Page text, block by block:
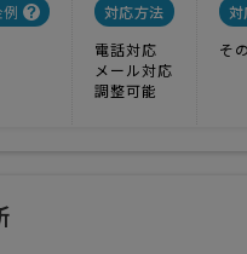
対応方法
電話対応
メール対応
調整可能
対
そ